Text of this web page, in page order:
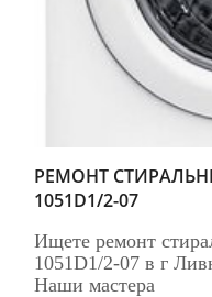
РЕМОНТ
1051D1/2-07
Ищете ремонт
1051D1/2-07 в г
Наши мастера